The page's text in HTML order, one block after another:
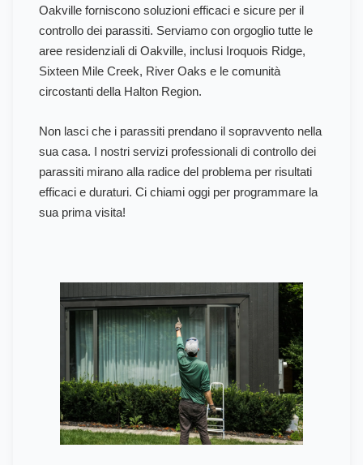
Oakville forniscono soluzioni efficaci e sicure per il
controllo dei parassiti. Serviamo con orgoglio tutte le
aree residenziali di Oakville, inclusi Iroquois Ridge,
Sixteen Mile Creek, River Oaks e le comunità
circostanti della Halton Region.
Non lasci che i parassiti prendano il sopravvento nella
sua casa. I nostri servizi professionali di controllo dei
parassiti mirano alla radice del problema per risultati
efficaci e duraturi. Ci chiami oggi per programmare la
sua prima visita!